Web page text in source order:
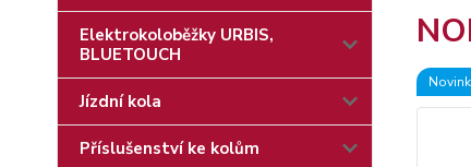
Elektrokoloběžky URBIS,
BLUETOUCH
Jízdní kola
Příslušenství ke kolům